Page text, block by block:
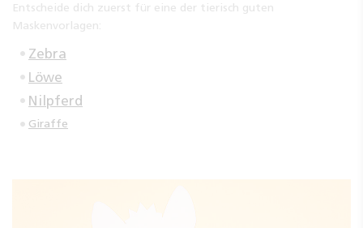
Entscheide dich zuerst für eine der tierisch guten
Maskenvorlagen:
Zebra
Löwe
Nilpferd
Giraffe